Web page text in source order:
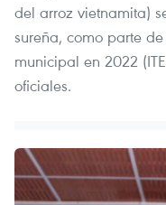
del arroz vietnamita)
sureña, como parte
municipal en 2022
oficiales.